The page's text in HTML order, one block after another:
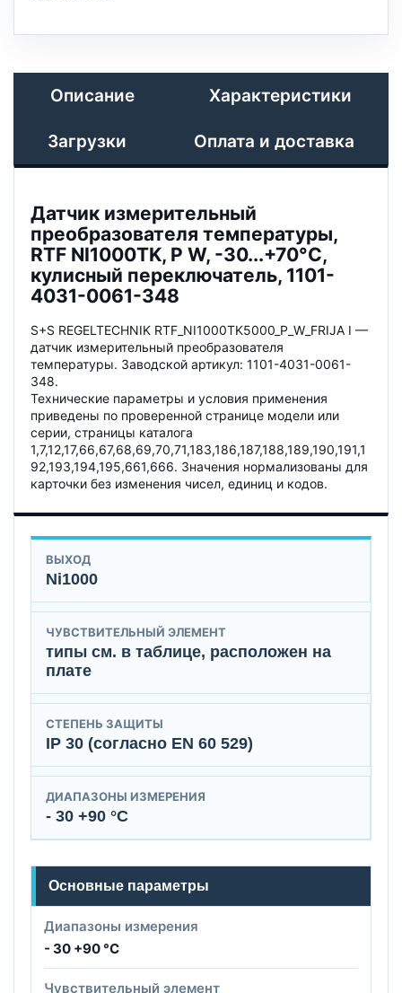
Описание Характеристики
Загрузки Оплата и доставка
Датчик измерительный
преобразователя температуры,
RTF NI1000TK, P W, -30...+70°C,
кулисный переключатель, 1101-
4031-0061-348
S+S REGELTECHNIK RTF_NI1000TK5000_P_W_FRIJA I —
датчик измерительный преобразователя
температуры. Заводской артикул: 1101-4031-0061-
348.
Технические параметры и условия применения
приведены по проверенной странице модели или
серии, страницы каталога
1,7,12,17,66,67,68,69,70,71,183,186,187,188,189,190,191,1
92,193,194,195,661,666. Значения нормализованы для
карточки без изменения чисел, единиц и кодов.
ВЫХОД
Ni1000
ЧУВСТВИТЕЛЬНЫЙ ЭЛЕМЕНТ
типы см. в таблице, расположен на
плате
СТЕПЕНЬ ЗАЩИТЫ
IP 30 (согласно EN 60 529)
ДИАПАЗОНЫ ИЗМЕРЕНИЯ
- 30 +90 °C
Основные параметры
Диапазоны измерения
- 30 +90 °C
Чувствительный элемент